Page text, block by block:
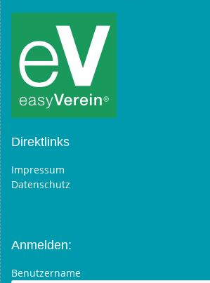
Direktlinks
Impressum
Datenschutz
Anmelden:
Benutzername